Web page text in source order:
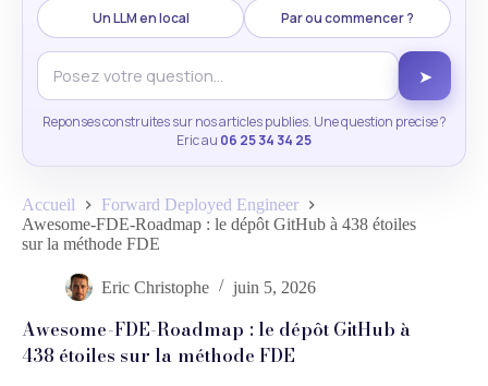
Un LLM en local Par ou commencer ?
➤
Reponses construites sur nos articles publies. Une question precise ?
Eric au 06 25 34 34 25
Accueil
Forward Deployed Engineer
Awesome-FDE-Roadmap : le dépôt GitHub à 438 étoiles
sur la méthode FDE
Eric Christophe juin 5, 2026
Awesome-FDE-Roadmap : le dépôt GitHub à
438 étoiles sur la méthode FDE